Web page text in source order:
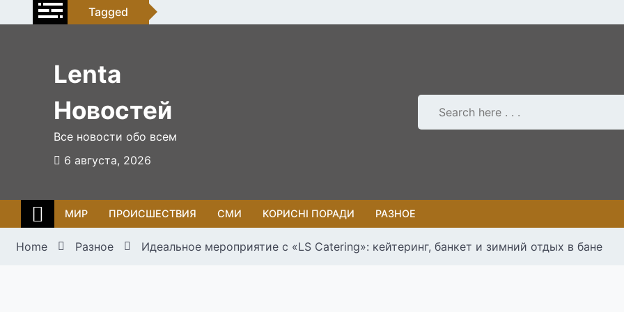
to
Tagged
Lenta
Новостей
Все новости обо всем
6 августа, 2026
МИР ПРОИСШЕСТВИЯ СМИ КОРИСНІ ПОРАДИ РАЗНОЕ
Home Разное Идеальное мероприятие с «LS Catering»: кейтеринг, банкет и зимний отдых в бане